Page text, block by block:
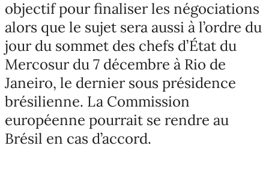
objectif pour finaliser les négociations
alors que le sujet sera aussi à l’ordre du
jour du sommet des chefs d’État du
Mercosur du 7 décembre à Rio de
Janeiro, le dernier sous présidence
brésilienne. La Commission
européenne pourrait se rendre au
Brésil en cas d’accord.